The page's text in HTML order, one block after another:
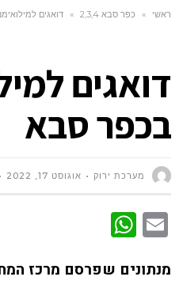
ראשי » כפר סבא 2,3,4 » דואגים
דואגים
בכפר סבא
מערכת ירוק אוגוסט 17, 2022
Email
מנתונים שפרסם מרכז